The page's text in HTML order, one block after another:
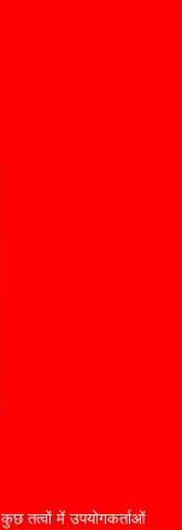
तत्वों में उपयोगकर्ताओं